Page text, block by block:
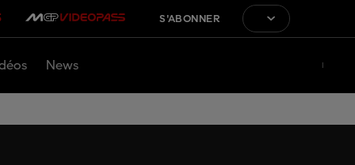
S'ABONNER
News